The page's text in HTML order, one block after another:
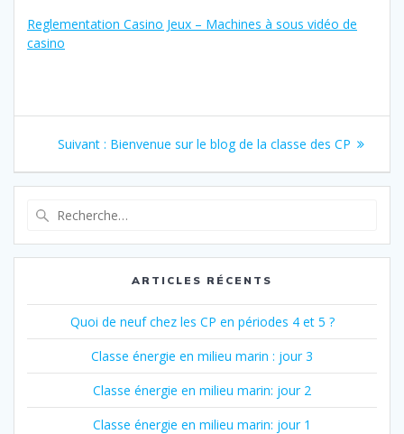
Reglementation Casino Jeux – Machines à sous vidéo de
casino
Navigation
de
l’article
Suivant : Article
Bienvenue sur le blog de la classe des CP
:
ARTICLES RÉCENTS
Quoi de neuf chez les CP en périodes 4 et 5 ?
Classe énergie en milieu marin : jour 3
Classe énergie en milieu marin: jour 2
Classe énergie en milieu marin: jour 1